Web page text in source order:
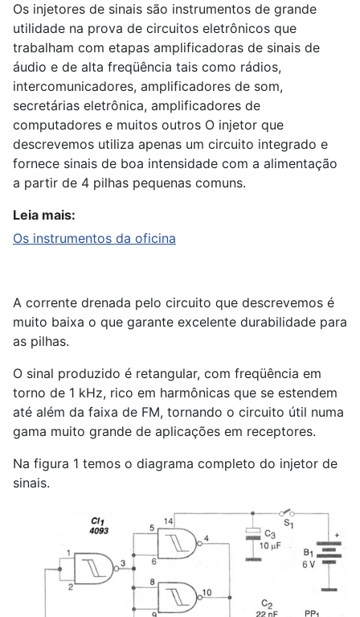
Os injetores de sinais são instrumentos de grande
utilidade na prova de circuitos eletrônicos que
trabalham com etapas amplificadoras de sinais de
áudio e de alta freqüência tais como rádios,
intercomunicadores, amplificadores de som,
secretárias eletrônica, amplificadores de
computadores e muitos outros O injetor que
descrevemos utiliza apenas um circuito integrado e
fornece sinais de boa intensidade com a alimentação
a partir de 4 pilhas pequenas comuns.
Leia mais:
Os instrumentos da oficina
A corrente drenada pelo circuito que descrevemos é
muito baixa o que garante excelente durabilidade para
as pilhas.
O sinal produzido é retangular, com freqüência em
torno de 1 kHz, rico em harmônicas que se estendem
até além da faixa de FM, tornando o circuito útil numa
gama muito grande de aplicações em receptores.
Na figura 1 temos o diagrama completo do injetor de
sinais.